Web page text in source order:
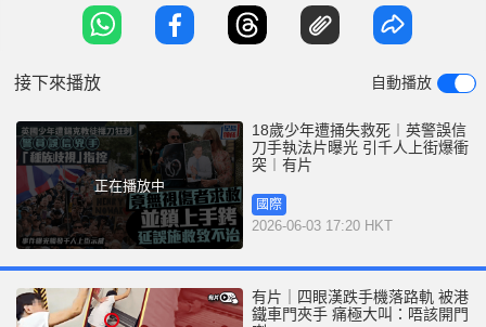
後，遭23歲男子維克倫．迪格瓦（Vickrum Digwa）
以一把長達21厘米的刀刺傷。警員到
接下來播放 自動播放
正在播放中
18歲少年遭捅失救死︱英警誤信
刀手執法片曝光 引千人上街爆衝
突︱有片
國際
2026-06-03 17:20 HKT
有片｜四眼漢跌手機落路軌 被港
鐵車門夾手 痛極大叫：唔該開門